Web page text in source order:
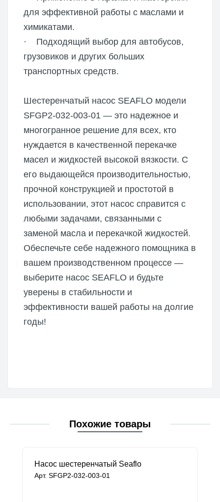
для эффективной работы с маслами и
химикатами.
· Подходящий выбор для автобусов,
грузовиков и других больших
транспортных средств.
Шестеренчатый насос SEAFLO модели
SFGP2-032-003-01 — это надежное и
многогранное решение для всех, кто
нуждается в качественной перекачке
масел и жидкостей высокой вязкости. С
его выдающейся производительностью,
прочной конструкцией и простотой в
использовании, этот насос справится с
любыми задачами, связанными с
заменой масла и перекачкой жидкостей.
Обеспечьте себе надежного помощника в
вашем производственном процессе —
выберите насос SEAFLO и будьте
уверены в стабильности и
эффективности вашей работы на долгие
годы!
Похожие товары
Насос шестеренчатый Seaflo
Арт. SFGP2-032-003-01